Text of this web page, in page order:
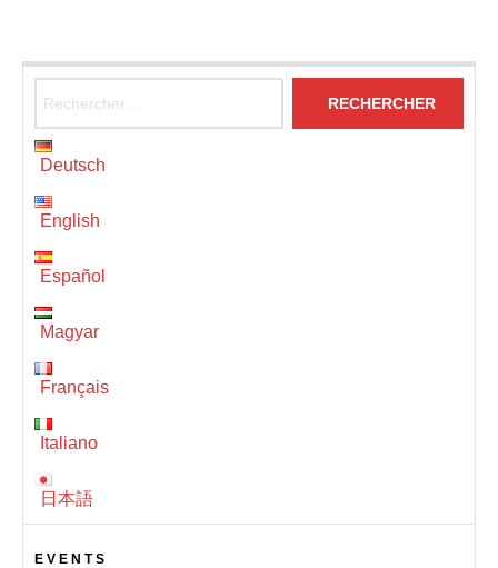
Deutsch
English
Español
Magyar
Français
Italiano
日本語
EVENTS